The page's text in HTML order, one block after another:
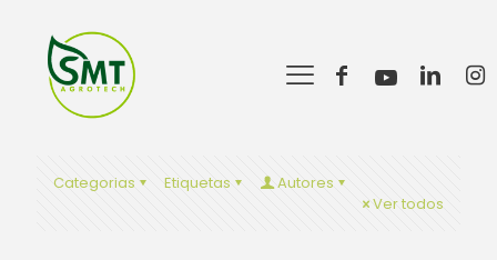
Categorias Etiquetas
Autores
Ver todos